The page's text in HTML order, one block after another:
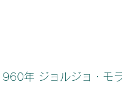
年 ジョルジョ・モ